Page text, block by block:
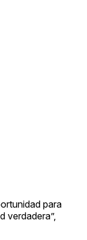
para
verdadera”,